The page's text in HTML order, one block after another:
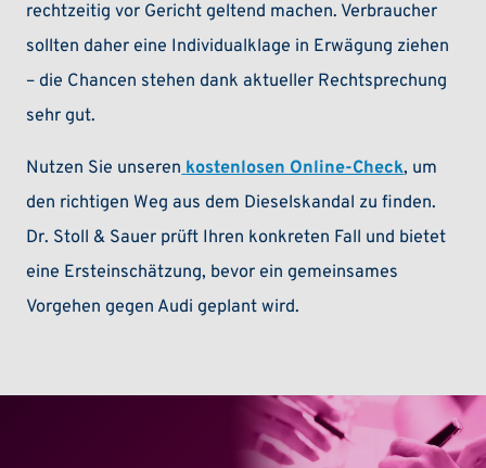
rechtzeitig vor Gericht geltend machen. Verbraucher
sollten daher eine Individualklage in Erwägung ziehen
– die Chancen stehen dank aktueller Rechtsprechung
sehr gut.
Nutzen Sie unseren kostenlosen Online-Check, um
den richtigen Weg aus dem Dieselskandal zu finden.
Dr. Stoll & Sauer prüft Ihren konkreten Fall und bietet
eine Ersteinschätzung, bevor ein gemeinsames
Vorgehen gegen Audi geplant wird.